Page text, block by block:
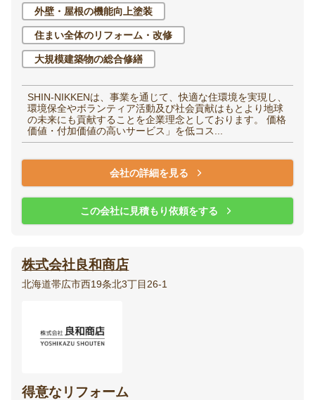
外壁・屋根の機能向上塗装
住まい全体のリフォーム・改修
大規模建築物の総合修繕
SHIN-NIKKENは、事業を通じて、快適な住環境を実現し、
環境保全やボランティア活動及び社会貢献はもとより地球
の未来にも貢献することを企業理念としております。 価格
価値・付加価値の高いサービス」を低コス...
会社の詳細を見る
この会社に見積もり依頼をする
株式会社良和商店
北海道帯広市西19条北3丁目26-1
得意なリフォーム